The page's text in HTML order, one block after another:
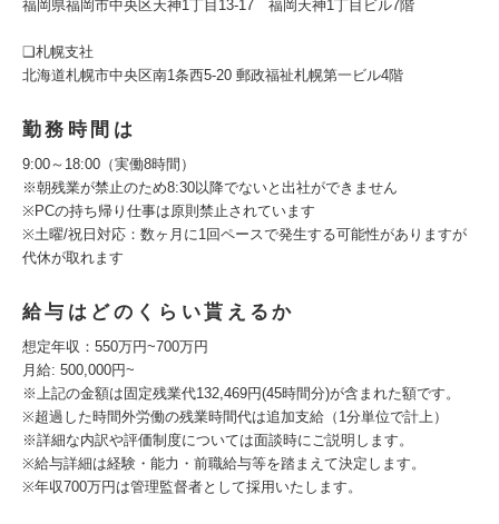
福岡県福岡市中央区天神1丁目13-17 福岡天神1丁目ビル7階
❑札幌支社
北海道札幌市中央区南1条西5-20 郵政福祉札幌第一ビル4階
勤務時間は
9:00～18:00（実働8時間）
※朝残業が禁止のため8:30以降でないと出社ができません
※PCの持ち帰り仕事は原則禁止されています
※土曜/祝日対応：数ヶ月に1回ペースで発生する可能性がありますが
代休が取れます
給与はどのくらい貰えるか
想定年収：550万円~700万円
月給: 500,000円~
※上記の金額は固定残業代132,469円(45時間分)が含まれた額です。
※超過した時間外労働の残業時間代は追加支給（1分単位で計上）
※詳細な内訳や評価制度については面談時にご説明します。
※給与詳細は経験・能力・前職給与等を踏まえて決定します。
※年収700万円は管理監督者として採用いたします。